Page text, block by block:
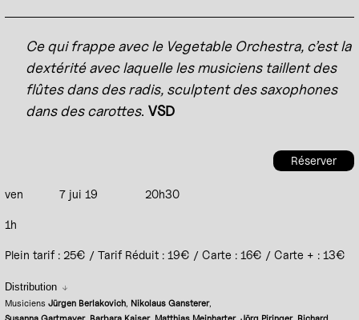
Ce qui frappe avec le Vege­table Orches­tra, c’est la
dexté­rité avec laquelle les musi­ciens taillent des
flûtes dans des radis, sculptent des saxo­phones
dans des carottes. VSD
Réserver
ven 7 jui 19 20h30
1h
Plein tarif : 25€ / Tarif Réduit : 19€ / Carte : 16€ / Carte + : 13€
Distribution
MusiciensJürgen Berlakovich, Nikolaus Gansterer,